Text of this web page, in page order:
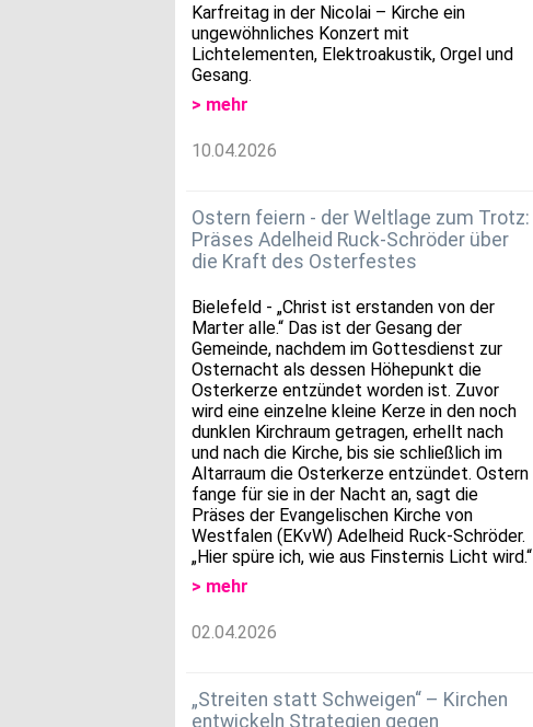
Karfreitag in der Nicolai – Kirche ein
ungewöhnliches Konzert mit
Lichtelementen, Elektroakustik, Orgel und
Gesang.
> mehr
10.04.2026
Ostern feiern - der Weltlage zum Trotz:
Präses Adelheid Ruck-Schröder über
die Kraft des Osterfestes
Bielefeld - „Christ ist erstanden von der
Marter alle.“ Das ist der Gesang der
Gemeinde, nachdem im Gottesdienst zur
Osternacht als dessen Höhepunkt die
Osterkerze entzündet worden ist. Zuvor
wird eine einzelne kleine Kerze in den noch
dunklen Kirchraum getragen, erhellt nach
und nach die Kirche, bis sie schließlich im
Altarraum die Osterkerze entzündet. Ostern
fange für sie in der Nacht an, sagt die
Präses der Evangelischen Kirche von
Westfalen (EKvW) Adelheid Ruck-Schröder.
„Hier spüre ich, wie aus Finsternis Licht wird.“
> mehr
02.04.2026
„Streiten statt Schweigen“ – Kirchen
entwickeln Strategien gegen